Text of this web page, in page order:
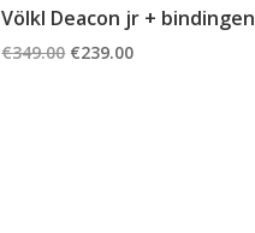
Völkl Deacon jr + bindingen
€349.00 Oorspronkelijke
€239.00Huidige